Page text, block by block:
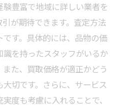
豊富で地域に詳しい業者を
が期待できます。査定方法
す。具体的には、品物の価
を持ったスタッフがいるか
た、買取価格が適正かどう
切です。さらに、サービス
度も考慮に入れることで、